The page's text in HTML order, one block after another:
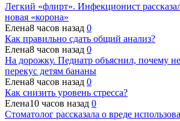
Легкий «флирт». Инфекционист
новая «корона»
Елена8 часов назад 0
Как правильно сдать общий анализ?
Елена8 часов назад 0
На дорожку. Педиатр объяснил, почему не
перекус детям бананы
Елена8 часов назад 0
Как снизить уровень стресса?
Елена10 часов назад 0
Стоматолог рассказала о вреде